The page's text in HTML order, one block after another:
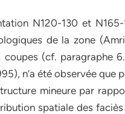
N120-130 et
de la zone
(cf. paragraphe
n’a été observée que
mineure par
spatiale des